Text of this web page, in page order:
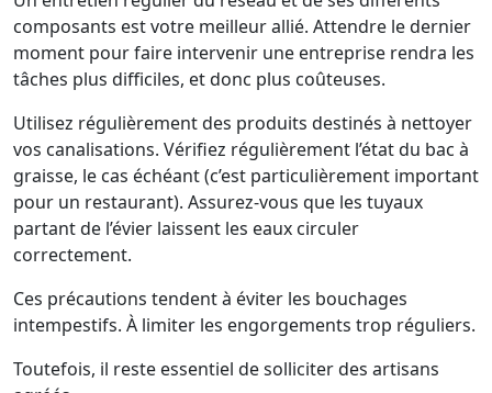
composants est votre meilleur allié. Attendre le dernier
moment pour faire intervenir une entreprise rendra les
tâches plus difficiles, et donc plus coûteuses.
Utilisez régulièrement des produits destinés à nettoyer
vos canalisations. Vérifiez régulièrement l’état du bac à
graisse, le cas échéant (c’est particulièrement important
pour un restaurant). Assurez-vous que les tuyaux
partant de l’évier laissent les eaux circuler
correctement.
Ces précautions tendent à éviter les bouchages
intempestifs. À limiter les engorgements trop réguliers.
Toutefois, il reste essentiel de solliciter des artisans